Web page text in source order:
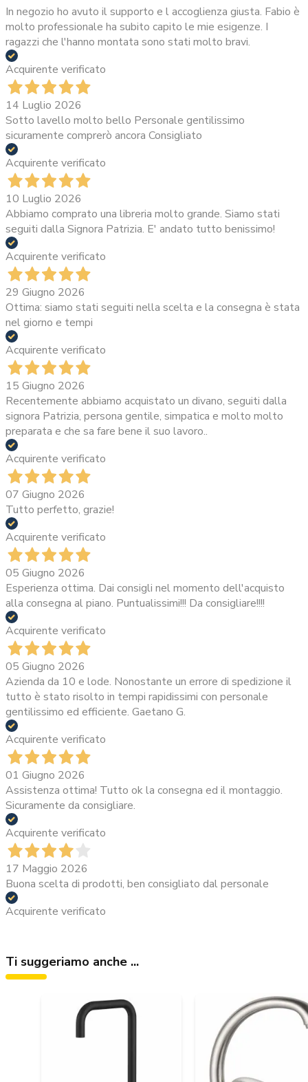
In negozio ho avuto il supporto e l accoglienza giusta. Fabio è
molto professionale ha subito capito le mie esigenze. I
ragazzi che l'hanno montata sono stati molto bravi.
Acquirente verificato
14 Luglio 2026
Sotto lavello molto bello Personale gentilissimo
sicuramente comprerò ancora Consigliato
Acquirente verificato
10 Luglio 2026
Abbiamo comprato una libreria molto grande. Siamo stati
seguiti dalla Signora Patrizia. E' andato tutto benissimo!
Acquirente verificato
29 Giugno 2026
Ottima: siamo stati seguiti nella scelta e la consegna è stata
nel giorno e tempi
Acquirente verificato
15 Giugno 2026
Recentemente abbiamo acquistato un divano, seguiti dalla
signora Patrizia, persona gentile, simpatica e molto molto
preparata e che sa fare bene il suo lavoro..
Acquirente verificato
07 Giugno 2026
Tutto perfetto, grazie!
Acquirente verificato
05 Giugno 2026
Esperienza ottima. Dai consigli nel momento dell'acquisto
alla consegna al piano. Puntualissimi!!! Da consigliare!!!!
Acquirente verificato
05 Giugno 2026
Azienda da 10 e lode. Nonostante un errore di spedizione il
tutto è stato risolto in tempi rapidissimi con personale
gentilissimo ed efficiente. Gaetano G.
Acquirente verificato
01 Giugno 2026
Assistenza ottima! Tutto ok la consegna ed il montaggio.
Sicuramente da consigliare.
Acquirente verificato
17 Maggio 2026
Buona scelta di prodotti, ben consigliato dal personale
Acquirente verificato
Ti suggeriamo anche ...